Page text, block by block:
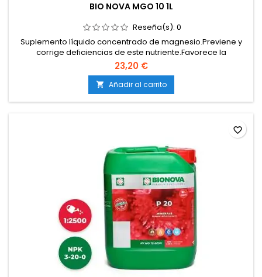
BIO NOVA MGO 10 1L
Reseña(s): 0
Suplemento líquido concentrado de magnesio.Previene y
corrige deficiencias de este nutriente.Favorece la
fotosíntesis y la producción de energía.Asegura un
crecimiento sano y una floración de calidad.Compatible con
tierra, coco e hidroponía.
23,20 €
 Añadir al carrito
favorite_border